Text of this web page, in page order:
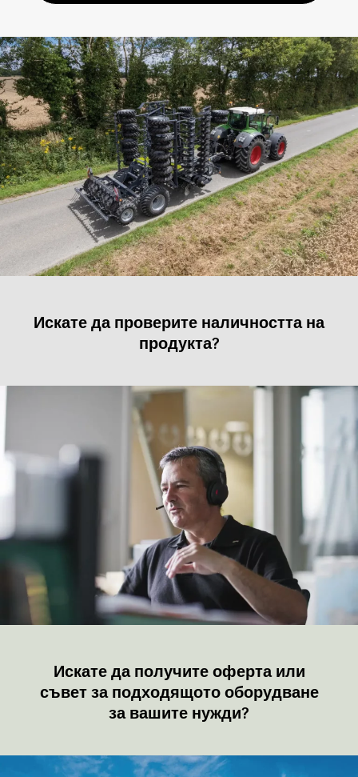
Искате да проверите наличността на
продукта?
Искате да получите оферта или
съвет за подходящото оборудване
за вашите нужди?